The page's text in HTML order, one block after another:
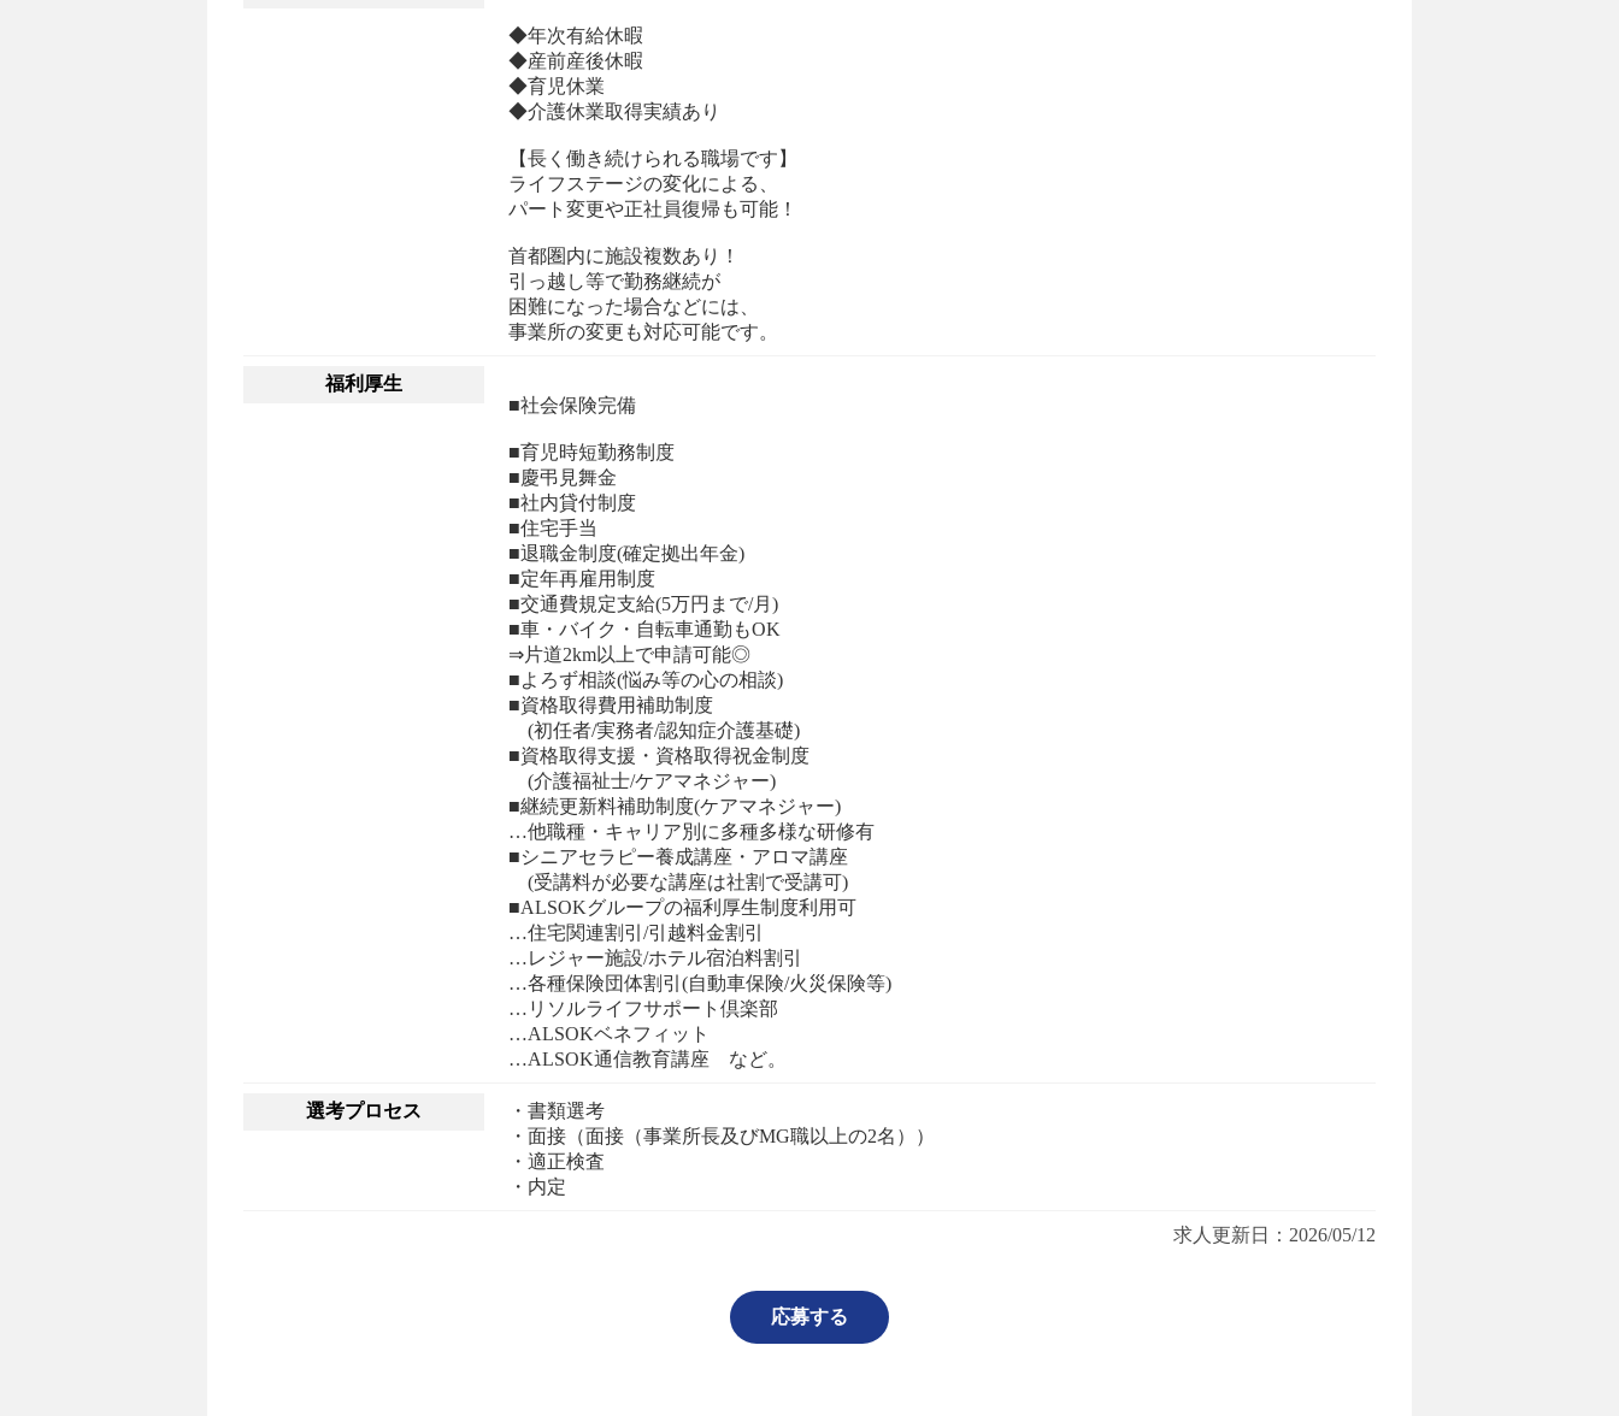
◆年次有給休暇
◆産前産後休暇
◆育児休業
◆介護休業取得実績あり
【長く働き続けられる職場です】
ライフステージの変化による、
パート変更や正社員復帰も可能！
首都圏内に施設複数あり！
引っ越し等で勤務継続が
困難になった場合などには、
事業所の変更も対応可能です。
福利厚生
■社会保険完備
■育児時短勤務制度
■慶弔見舞金
■社内貸付制度
■住宅手当
■退職金制度(確定拠出年金)
■定年再雇用制度
■交通費規定支給(5万円まで/月)
■車・バイク・自転車通勤もOK
⇒片道2km以上で申請可能◎
■よろず相談(悩み等の心の相談)
■資格取得費用補助制度
(初任者/実務者/認知症介護基礎)
■資格取得支援・資格取得祝金制度
(介護福祉士/ケアマネジャー)
■継続更新料補助制度(ケアマネジャー)
…他職種・キャリア別に多種多様な研修有
■シニアセラピー養成講座・アロマ講座
(受講料が必要な講座は社割で受講可)
■ALSOKグループの福利厚生制度利用可
…住宅関連割引/引越料金割引
…レジャー施設/ホテル宿泊料割引
…各種保険団体割引(自動車保険/火災保険等)
…リソルライフサポート倶楽部
…ALSOKベネフィット
選考プロセス
・書類選考
・面接（面接（事業所長及びMG職以上の2名））
・適正検査
求人更新日：2026/05/12
応募する